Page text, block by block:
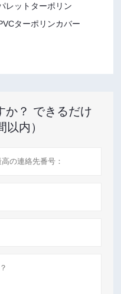
レットターポリン
ターポリンカバー
か？ できるだけ
内）